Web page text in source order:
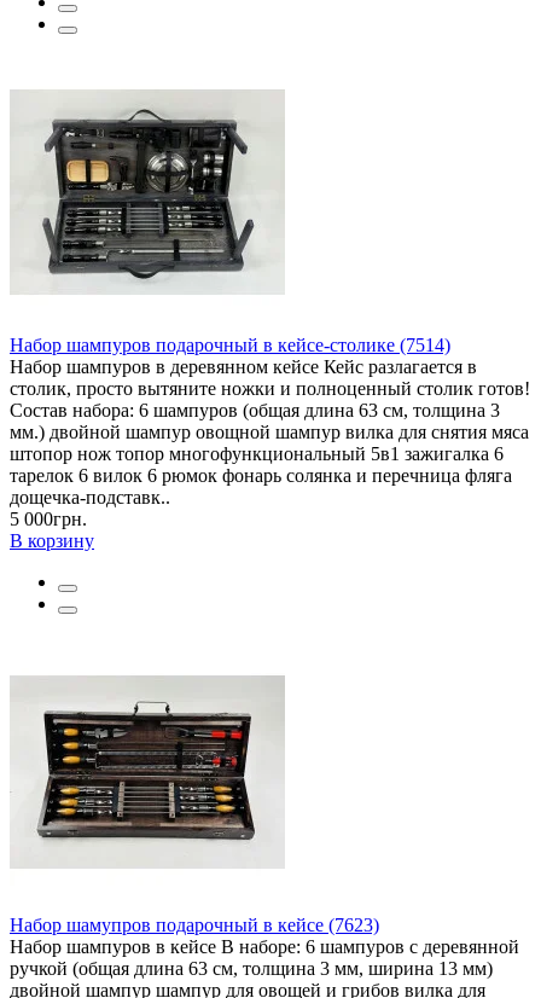
Набор шампуров подарочный в кейсе-столике (7514)
Набор шампуров в деревянном кейсе Кейс разлагается в
столик, просто вытяните ножки и полноценный столик готов!
Состав набора: 6 шампуров (общая длина 63 см, толщина 3
мм.) двойной шампур овощной шампур вилка для снятия мяса
штопор нож топор многофункциональный 5в1 зажигалка 6
тарелок 6 вилок 6 рюмок фонарь солянка и перечница фляга
дощечка-подставк..
5 000грн.
В корзину
Набор шамупров подарочный в кейсе (7623)
Набор шампуров в кейсе В наборе: 6 шампуров с деревянной
ручкой (общая длина 63 см, толщина 3 мм, ширина 13 мм)
двойной шампур шампур для овощей и грибов вилка для